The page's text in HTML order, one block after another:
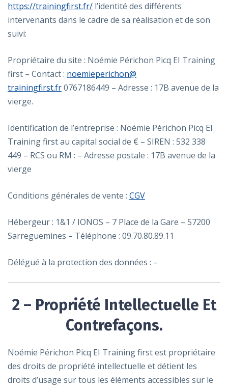
https://trainingfirst.fr/ l’identité des différents
intervenants dans le cadre de sa réalisation et de son
suivi:
Propriétaire du site : Noémie Périchon Picq EI Training
first – Contact : noemieperichon@
trainingfirst.fr0767186449 – Adresse : 17B avenue de la
vierge.
Identification de l’entreprise : Noémie Périchon Picq EI
Training first au capital social de € – SIREN : 532 338
449 – RCS ou RM : – Adresse postale : 17B avenue de la
vierge
Conditions générales de vente : CGV
Hébergeur : 1&1 / IONOS – 7 Place de la Gare – 57200
Sarreguemines – Téléphone : 09.70.80.89.11
Délégué à la protection des données : –
2 – Propriété Intellectuelle Et
Contrefaçons.
Noémie Périchon Picq EI Training first est propriétaire
des droits de propriété intellectuelle et détient les
droits d’usage sur tous les éléments accessibles sur le